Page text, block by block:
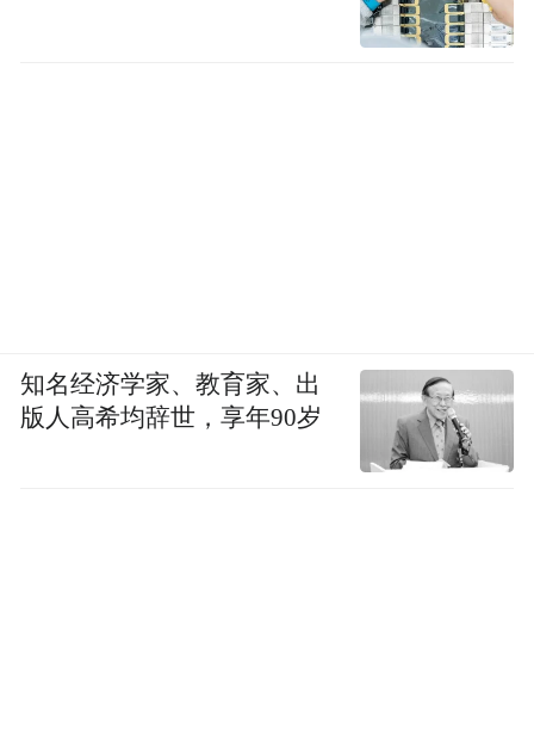
知名经济学家、教育家、出
版人高希均辞世，享年90岁